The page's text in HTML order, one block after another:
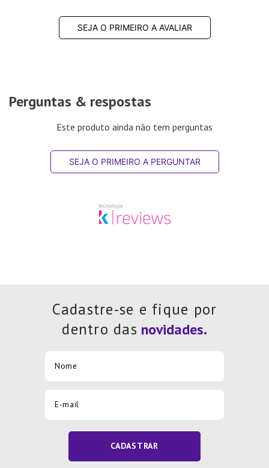
SEJA O PRIMEIRO A AVALIAR
Perguntas & respostas
Este produto ainda não tem perguntas
SEJA O PRIMEIRO A PERGUNTAR
Cadastre-se e fique por
dentro das
CADASTRAR